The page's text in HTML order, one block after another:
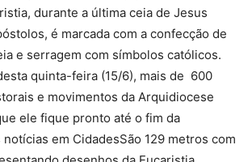
durante a última ceia de Jesus
é marcada com a confecção de
e serragem com símbolos católicos.
quinta-feira (15/6), mais de 600
e movimentos da Arquidiocese
ele fique pronto até o fim da
notícias em CidadesSão 129 metros com